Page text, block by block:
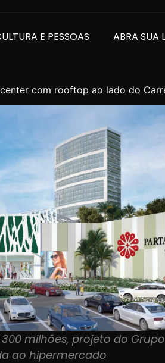
E PESSOAS ABRA SUA
com rooftop ao lado do
milhões, projeto do
ao hipermercado